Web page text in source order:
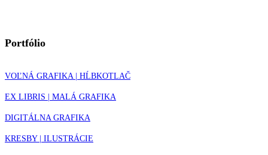
Portfólio
VOĽNÁ GRAFIKA | HĹBKOTLAČ
EX LIBRIS | MALÁ GRAFIKA
DIGITÁLNA GRAFIKA
KRESBY | ILUSTRÁCIE